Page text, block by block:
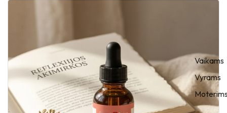
Vaikams
Vyrams